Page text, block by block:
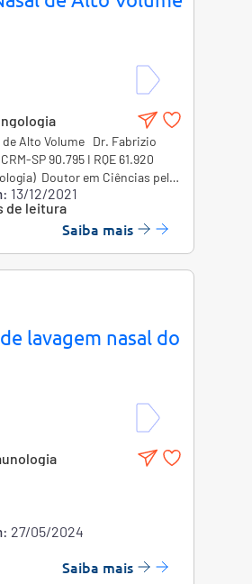
de Alto Volume Dr. Fabrizio
SP 90.795 I RQE 61.920
Doutor em Ciências pela
da Universidade de São
de
do Hospital Infantil Sabará.
com solução salina já é um
estabelecido no tratamento
nasossinusais, como
das vias aéreas
rinossinusite aguda e
de cirurgias
13/12/2021
de leitura
Saiba mais
lavagem nasal do
27/05/2024
Saiba mais